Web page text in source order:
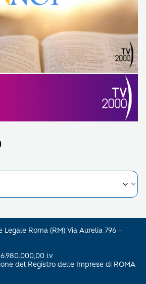
Legale Roma (RM) Via Aurelia 796 –
i.v
del Registro delle Imprese di ROMA